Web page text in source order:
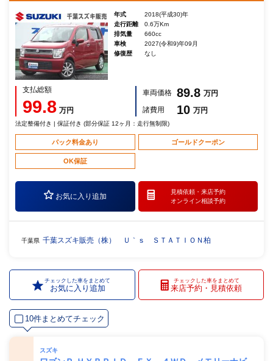
年式
2018(平成30)年
走行距離
0.6万Km
排気量
660cc
車検
2027(令和9)年09月
修復歴
なし
支払総額
99.8 万円
車両価格 89.8 万円
諸費用
10 万円
法定整備付き | 保証付き (部分保証 12ヶ月：走行無制限)
パック料金あり ゴールドクーポン
OK保証
お気に入り追加
見積依頼・ 来店予約
オンライン相談予約
千葉県 千葉スズキ販売（株） Ｕ｀ｓ ＳＴＡＴＩＯＮ柏
チェックした車をまとめて
お気に入り追加
チェックした車をまとめて
来店予約・見積依頼
10件まとめてチェック
スズキ